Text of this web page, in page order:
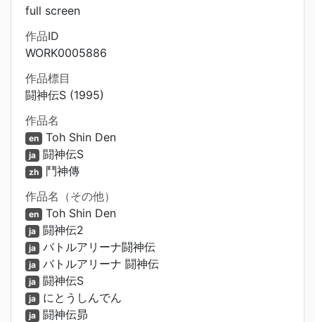
full screen
作品ID
WORK0005886
作品標目
闘神伝S (1995)
作品名
en Toh Shin Den
ja 闘神伝S
zh 鬥神傳
作品名（その他）
en Toh Shin Den
ja 闘神伝2
ja バトルアリーナ闘神伝
ja バトルアリーナ 闘神伝
ja 闘神伝S
ja にとうしんでん
ja 闘神伝昴